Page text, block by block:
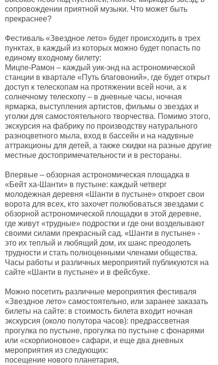
сопровождении приятной музыки. Что может быть
прекраснее?
Фестиваль «Звездное лето» будет происходить в трех
пунктах, в каждый из которых можно будет попасть по
единому входному билету:
Мицпе-Рамон – каждый уик-энд на астрономической
станции в квартале «Путь благовоний», где будет открыт
доступ к телескопам на протяжении всей ночи, а к
солнечному телескопу – в дневные часы, ночная
ярмарка, выступления артистов, фильмы о звездах и
уголки для самостоятельного творчества. Помимо этого,
экскурсия на фабрику по производству натурального
разноцветного мыла, вход в бассейн и на надувные
аттракционы для детей, а также скидки на разные другие
местные достопримечательности и в рестораны.
Впервые – обзорная астрономическая площадка в
«Бейт ха-Шанти» в пустыне: каждый четверг
молодежная деревня «Шанти в пустыне» откроет свои
ворота для всех, кто захочет полюбоваться звездами с
обзорной астрономической площадки в этой деревне,
где живут «трудные» подростки и где они возделывают
своими силами прекрасный сад. «Шанти в пустыне» -
это их теплый и любящий дом, их шанс преодолеть
трудности и стать полноценными членами общества.
Часы работы и различных мероприятий публикуются на
сайте «Шанти в пустыне» и в фейсбуке.
Можно посетить различные мероприятия фестиваля
«Звездное лето» самостоятельно, или заранее заказать
билеты на сайте: в стоимость билета входит ночная
экскурсия (около полутора часов): предрассветная
прогулка по пустыне, прогулка по пустыне c фонарями
или «скорпионовое» сафари, и еще два дневных
мероприятия из следующих:
посещение нового планетария,